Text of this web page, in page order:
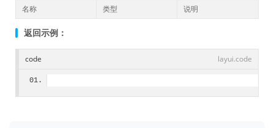
名称 类型 说明
返回示例：
code layui.code